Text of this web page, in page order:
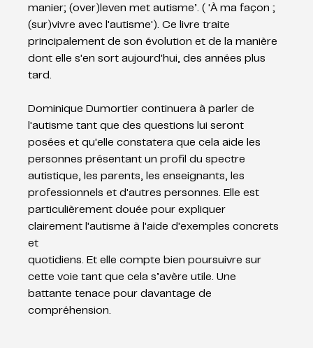
manier; (over)leven met autisme’. ( 'À ma façon ;
(sur)vivre avec l'autisme'). Ce livre traite
principalement de son évolution et de la manière
dont elle s'en sort aujourd'hui, des années plus
tard.
Dominique Dumortier continuera à parler de
l'autisme tant que des questions lui seront
posées et qu'elle constatera que cela aide les
personnes présentant un profil du spectre
autistique, les parents, les enseignants, les
professionnels et d'autres personnes. Elle est
particulièrement douée pour expliquer
clairement l'autisme à l'aide d'exemples concrets
et
quotidiens. Et elle compte bien poursuivre sur
cette voie tant que cela s’avère utile. Une
battante tenace pour davantage de
compréhension.